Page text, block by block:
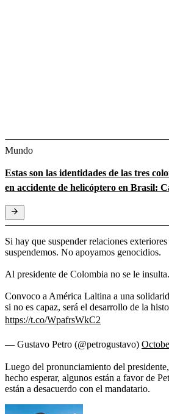
Mundo
Estas son las identidades de las tres
en accidente de helicóptero en Brasil:
Si hay que suspender relaciones
suspendemos. No apoyamos genocidios.
Al presidente de Colombia no se le insulta.
Convoco a América Laltina a una
si no es capaz, será el desarrollo de la
https://t.co/WpafrsWkC2
— Gustavo Petro (@petrogustavo)
Luego del pronunciamiento del
hecho esperar, algunos están a favor de
están a desacuerdo con el mandatario.